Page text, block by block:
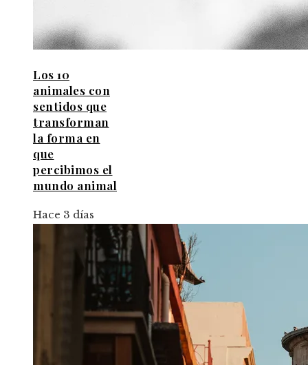
Los 10
animales con
sentidos que
transforman
la forma en
que
percibimos el
mundo animal
Hace 3 días